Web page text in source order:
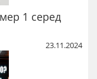
1 серед
23.11.2024